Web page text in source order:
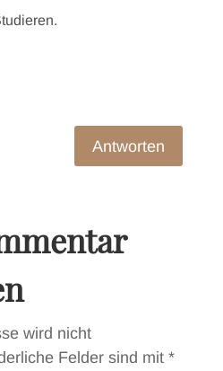
Antworten
wird nicht
Felder sind mit *